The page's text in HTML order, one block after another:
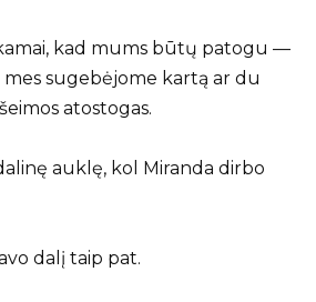
kad mums būtų patogu —
sugebėjome kartą ar du
atostogas.
auklę, kol Miranda dirbo
dalį taip pat.